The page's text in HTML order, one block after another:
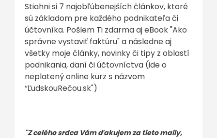
Stiahni si 7 najobľúbenejších článkov, ktoré
sú základom pre každého podnikateľa či
účtovníka. Pošlem Ti zdarma aj eBook "Ako
správne vystaviť faktúru" a následne aj
všetky moje články, novinky či tipy z oblastí
podnikania, daní či účtovníctva (ide o
neplatený online kurz s názvom
“ĽudskouRečou.sk")
"Z celého srdca Vám ďakujem za tieto maily,